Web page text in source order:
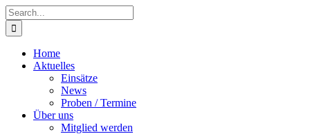
Skip
to
content
Search
for:
Home
Aktuelles
Einsätze
News
Proben / Termine
Über uns
Mitglied werden